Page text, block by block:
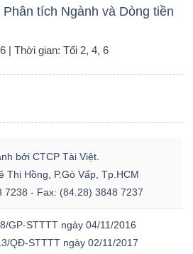
tích Ngành và Dòng tiền
| Thời gian: Tối 2, 4, 6
bởi CTCP Tài Việt.
Thị Hồng, P.Gò Vấp, Tp.HCM
7238 - Fax: (84.28) 3848 7237
GP-STTTT ngày 04/11/2016
QĐ-STTTT ngày 02/11/2017